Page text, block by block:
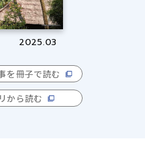
2025.03
を冊子で読む
から読む